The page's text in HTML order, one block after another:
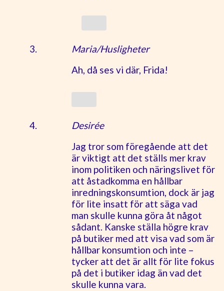
Maria/Husligheter
Ah, då ses vi där, Frida!
Desirée
Jag tror som föregående att det
är viktigt att det ställs mer krav
inom politiken och näringslivet för
att åstadkomma en hållbar
inredningskonsumtion, dock är jag
för lite insatt för att säga vad
man skulle kunna göra åt något
sådant. Kanske ställa högre krav
på butiker med att visa vad som är
hållbar konsumtion och inte –
tycker att det är allt för lite fokus
på det i butiker idag än vad det
skulle kunna vara.